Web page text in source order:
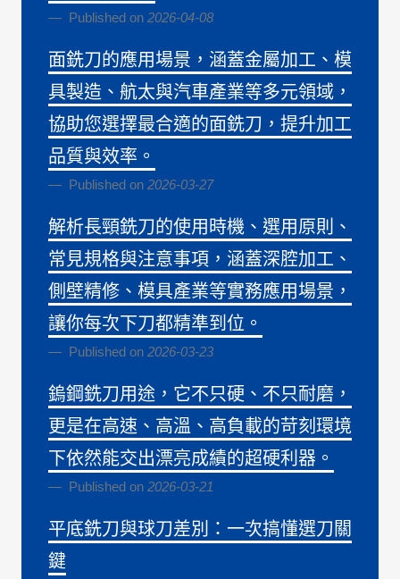
Published on 2026-04-08
面銑刀的應用場景，涵蓋金屬加工、模
具製造、航太與汽車產業等多元領域，
協助您選擇最合適的面銑刀，提升加工
品質與效率。
Published on 2026-03-27
解析長頸銑刀的使用時機、選用原則、
常見規格與注意事項，涵蓋深腔加工、
側壁精修、模具產業等實務應用場景，
讓你每次下刀都精準到位。
Published on 2026-03-23
鎢鋼銑刀用途，它不只硬、不只耐磨，
更是在高速、高溫、高負載的苛刻環境
下依然能交出漂亮成績的超硬利器。
Published on 2026-03-21
平底銑刀與球刀差別：一次搞懂選刀關
鍵